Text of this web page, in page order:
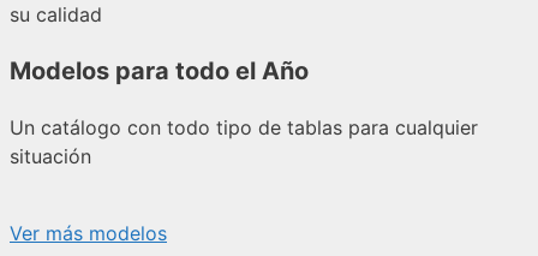
su calidad
Modelos para todo el Año
Un catálogo con todo tipo de tablas para cualquier
situación
Ver más modelos